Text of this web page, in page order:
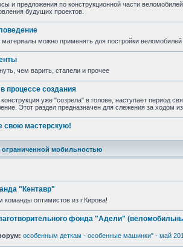
и предложения по конструкционной части
будущих проектов.
материалы можно применять для постройки
чем варить, стапели и прочее
процессе создания
конструкция уже "созрела" в голове, наступает период
Этот раздел предназначен для слежения за ходом
свою мастерскую!
мобильностью
"Кентавр"
команды оптимистов из г.Кирова!
фонда "Адели"
особенным деткам - особенные машинки" - май